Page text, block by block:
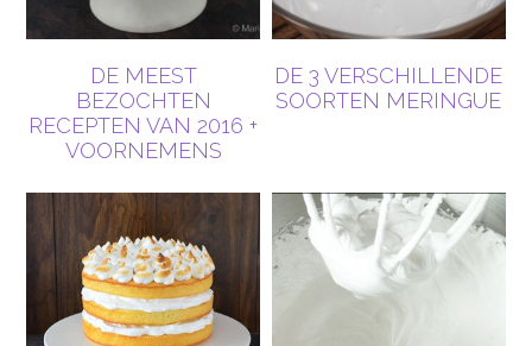
DE MEEST
BEZOCHTEN
RECEPTEN VAN 2016 +
VOORNEMENS
DE 3 VERSCHILLENDE
SOORTEN MERINGUE